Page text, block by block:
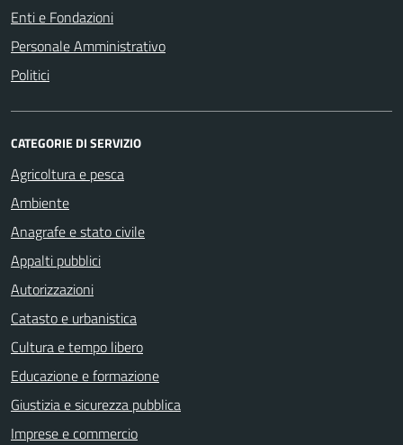
Enti e Fondazioni
Personale Amministrativo
Politici
CATEGORIE DI SERVIZIO
Agricoltura e pesca
Ambiente
Anagrafe e stato civile
Appalti pubblici
Autorizzazioni
Catasto e urbanistica
Cultura e tempo libero
Educazione e formazione
Giustizia e sicurezza pubblica
Imprese e commercio